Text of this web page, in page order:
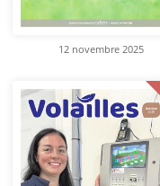
12 novembre 2025